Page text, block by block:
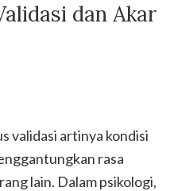
dan Akar
validasi artinya kondisi
rasa
lain. Dalam psikologi,